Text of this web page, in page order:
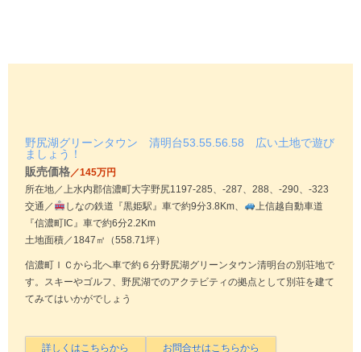
野尻湖グリーンタウン 清明台53.55.56.58 広い土地で遊び
ましょう！
販売価格／145万円
所在地／上水内郡信濃町大字野尻1197-285、-287、288、-290、-323
交通／
しなの鉄道『黒姫駅』車で約9分3.8Km、
上信越自動車道
『信濃町IC』車で約6分2.2Km
土地面積／1847㎡（558.71坪）
信濃町ＩＣから北へ車で約６分野尻湖グリーンタウン清明台の別荘地で
す。スキーやゴルフ、野尻湖でのアクテビティの拠点として別荘を建て
てみてはいかがでしょう